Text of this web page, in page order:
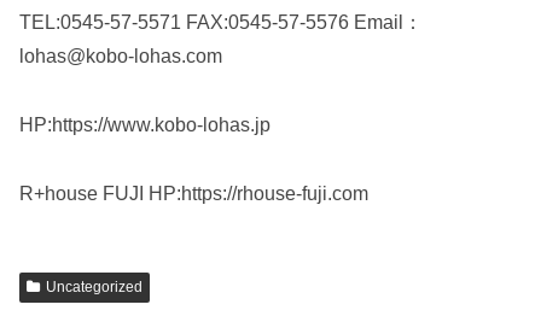
TEL:0545-57-5571 FAX:0545-57-5576 Email：
lohas@kobo-lohas.com
HP:https://www.kobo-lohas.jp
R+house FUJI HP:https://rhouse-fuji.com
Uncategorized